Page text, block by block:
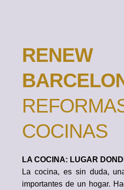
RENEW
COCINAS
LA COCINA: LUGAR
La cocina, es sin duda,
importantes de un hogar.